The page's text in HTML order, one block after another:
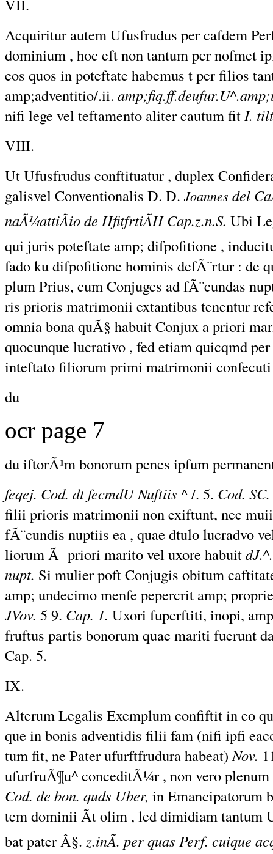
VII.
Acquiritur autem Ufusfrudus per cafdem
dominium , hoc eft non tantum per nofmet
eos quos in poteftate habemus t per filios
amp;adventitio/.ii.
nifi lege vel teftamento aliter cautum fitI.
VIII.
Ut Ufusfrudus conftituatur , duplex
galisvel Conventionalis D. D. Joannes del
naÃ¼attiÃio de HfitfrtiÃH Cap.z.n.S. Ubi
qui juris poteftate amp; difpofitione ,
fado ku difpofitione hominis defÃ¨rtur : de
plum Prius, cum Conjuges ad fÃ¨cundas
ris prioris matrimonii extantibus tenentur
omnia bona quÃ§ habuit Conjux a priori
quocunque lucrativo , fed etiam quicqmd
inteftato filiorum primi matrimonii
du
ocr page 7
du iftorÃ¹m bonorum penes ipfum
feqej. Cod. dt fecmdU Nuftiis ^ /. 5. Cod.
filii prioris matrimonii non exiftunt, nec
fÃ¨cundis nuptiis ea , quae dtulo lucradvo
liorum Ã priori marito vel uxore habuit
nupt. Si mulier poft Conjugis obitum
amp; undecimo menfe pepercrit amp;
JVov. 5 9. Cap. 1. Uxori fuperftiti, inopi,
fruftus partis bonorum quae mariti fuerunt
Cap. 5.
IX.
Alterum Legalis Exemplum confiftit in eo
que in bonis adventidis filii fam (nifi ipfi
tum fit, ne Pater ufurftfrudura habeat)Nov.
ufurfruÃ¶u^ conceditÃ¼r , non vero
Cod. de bon. quds Uber, in Emancipatorum
tem dominii Ãt olim , led dimidiam tantum
bat pater Â§. z.inÃ. per quas Perf. cuique